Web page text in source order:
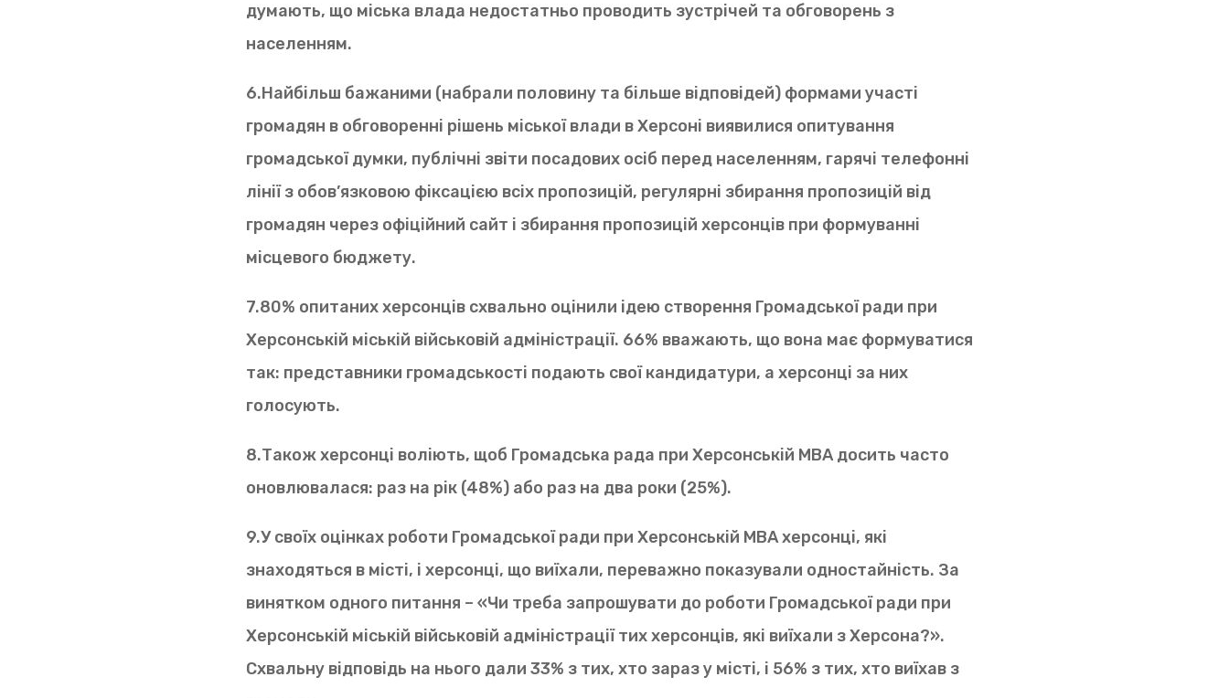
думають, що міська влада недостатньо проводить зустрічей та обговорень з
населенням.
6.Найбільш бажаними (набрали половину та більше відповідей) формами участі
громадян в обговоренні рішень міської влади в Херсоні виявилися опитування
громадської думки, публічні звіти посадових осіб перед населенням, гарячі телефонні
лінії з обов’язковою фіксацією всіх пропозицій, регулярні збирання пропозицій від
громадян через офіційний сайт і збирання пропозицій херсонців при формуванні
місцевого бюджету.
7.80% опитаних херсонців схвально оцінили ідею створення Громадської ради при
Херсонській міській військовій адміністрації. 66% вважають, що вона має формуватися
так: представники громадськості подають свої кандидатури, а херсонці за них
голосують.
8.Також херсонці воліють, щоб Громадська рада при Херсонській МВА досить часто
оновлювалася: раз на рік (48%) або раз на два роки (25%).
9.У своїх оцінках роботи Громадської ради при Херсонській МВА херсонці, які
знаходяться в місті, і херсонці, що виїхали, переважно показували одностайність. За
винятком одного питання – «Чи треба запрошувати до роботи Громадської ради при
Херсонській міській військовій адміністрації тих херсонців, які виїхали з Херсона?».
Схвальну відповідь на нього дали 33% з тих, хто зараз у місті, і 56% з тих, хто виїхав з